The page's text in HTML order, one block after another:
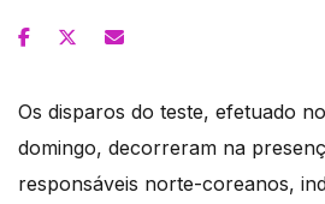
Os disparos do teste, efetuado
domingo, decorreram na
responsáveis norte-coreanos,